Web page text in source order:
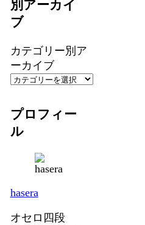
別アーカイ
ブ
カテゴリー別ア
ーカイブ
プロフィー
ル
hasera
オセロ四段